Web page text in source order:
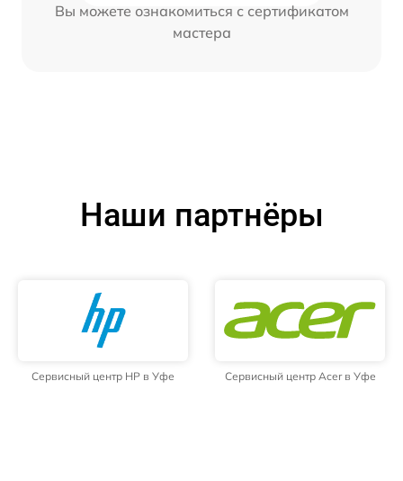
Вы можете ознакомиться с сертификатом
мастера
Наши партнёры
Сервисный центр HP в Уфе Сервисный центр Acer в Уфе